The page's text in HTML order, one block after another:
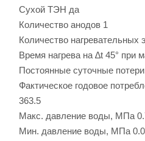
Сухой ТЭН да
Количество анодов 1
Количество нагревательных
Время нагрева на ∆t 45° при
Постоянные суточные
Фактическое годовое
363.5
Макс. давление воды, МПа
Мин. давление воды, МПа